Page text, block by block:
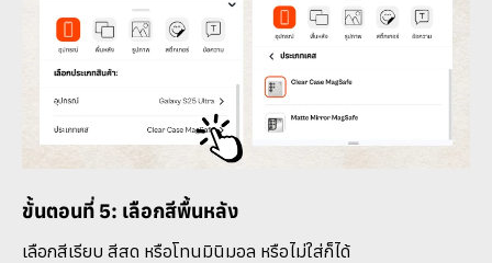
ขั้นตอนที่ 5: เลือกสีพื้นหลัง
เลือกสีเรียบ สีสด หรือโทนมินิมอล หรือไม่ใส่ก็ได้